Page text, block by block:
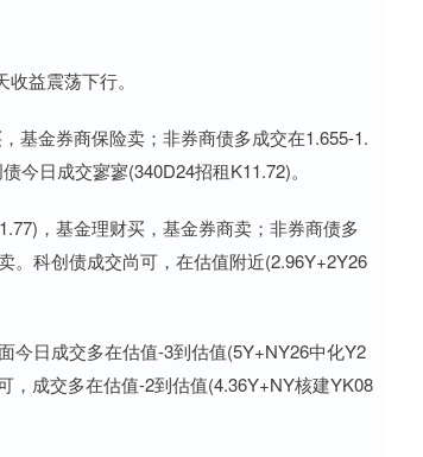
益震荡下行。
金券商保险卖；非券商债多成交在1.655-1.
今日成交寥寥(340D24招租K11.72)。
，基金理财买，基金券商卖；非券商债多
。科创债成交尚可，在估值附近(2.96Y+2Y26
日成交多在估值-3到估值(5Y+NY26中化Y2
，成交多在估值-2到估值(4.36Y+NY核建YK08